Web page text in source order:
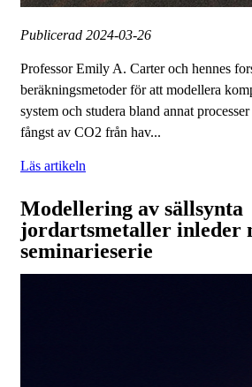
Publicerad 2024-03-26
Professor Emily A. Carter och hennes
beräkningsmetoder för att modellera
system och studera bland annat
fångst av CO2 från hav...
Läs artikeln
Modellering av sällsynta
jordartsmetaller inleder
seminarieserie